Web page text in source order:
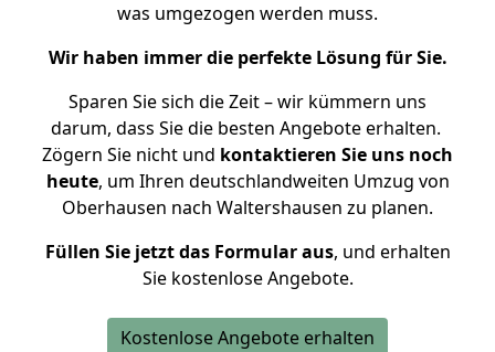
was umgezogen werden muss.
Wir haben immer die perfekte Lösung für Sie.
Sparen Sie sich die Zeit – wir kümmern uns
darum, dass Sie die besten Angebote erhalten.
Zögern Sie nicht und kontaktieren Sie uns noch
heute, um Ihren deutschlandweiten Umzug von
Oberhausen nach Waltershausen zu planen.
Füllen Sie jetzt das Formular aus, und erhalten
Sie kostenlose Angebote.
Kostenlose Angebote erhalten